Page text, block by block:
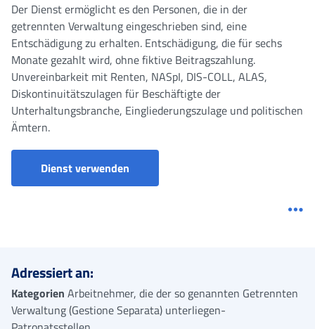
Der Dienst ermöglicht es den Personen, die in der
getrennten Verwaltung eingeschrieben sind, eine
Entschädigung zu erhalten. Entschädigung, die für sechs
Monate gezahlt wird, ohne fiktive Beitragszahlung.
Unvereinbarkeit mit Renten, NASpI, DIS-COLL, ALAS,
Diskontinuitätszulagen für Beschäftigte der
Unterhaltungsbranche, Eingliederungszulage und politischen
Ämtern.
Dienst verwenden
Adressiert an:
Kategorien Arbeitnehmer, die der so genannten Getrennten
Verwaltung (Gestione Separata) unterliegen-